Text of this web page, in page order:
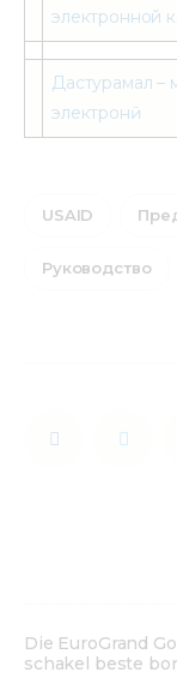
электронной
Дастурамал –
электронӣ
USAID
Руководство
Die EuroGrand
schakel beste